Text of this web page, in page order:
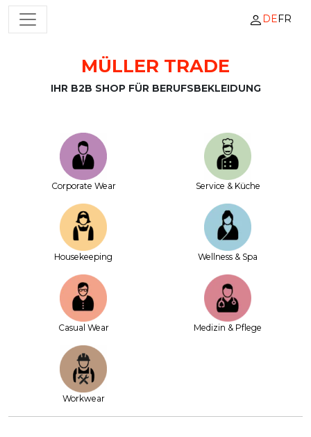
Zum Inhalt springen
HAUPTNAVIGATION DEFR
MÜLLER TRADE
IHR B2B SHOP FÜR BERUFSBEKLEIDUNG
Corporate Wear Service & Küche
House­keeping Wellness & Spa
Casual Wear Medizin & Pflege
Workwear